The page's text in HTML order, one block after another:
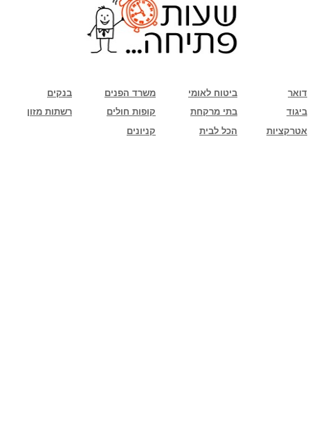
בנקים משרד הפנים ביטוח לאומי
דואר
רשתות מזון
קופות חולים בתי מרקחת
ביגוד
קניונים
הכל לבית אטרקציות